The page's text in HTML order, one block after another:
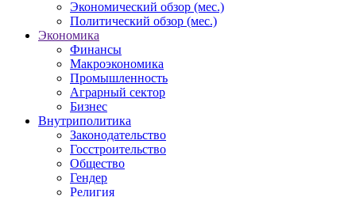
Экономический обзор (мес.)
Политический обзор (мес.)
Экономика
Финансы
Макроэкономика
Промышленность
Аграрный сектор
Бизнес
Внутриполитика
Законодательство
Госстроительство
Общество
Гендер
Религия